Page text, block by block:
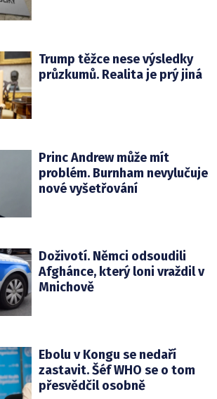
Trump těžce nese výsledky
průzkumů. Realita je prý jiná
Princ Andrew může mít
problém. Burnham nevylučuje
nové vyšetřování
Doživotí. Němci odsoudili
Afghánce, který loni vraždil v
Mnichově
Ebolu v Kongu se nedaří
zastavit. Šéf WHO se o tom
přesvědčil osobně